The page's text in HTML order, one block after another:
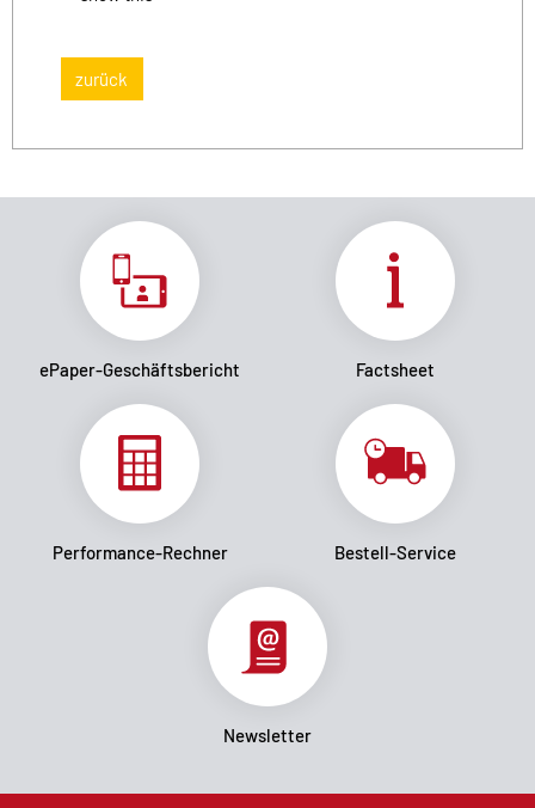
zurück
ePaper-Geschäftsbericht Factsheet
Performance-Rechner Bestell-Service
Newsletter